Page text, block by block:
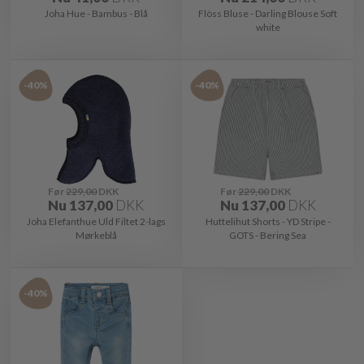
Joha Hue - Bambus - Blå
Flöss Bluse - Darling Blouse Soft
white
-40%
Før229,00DKK
Nu 137,00 DKK
Joha Elefanthue Uld Filtet 2-lags
Mørkeblå
-40%
Før229,00DKK
Nu 137,00 DKK
Huttelihut Shorts - YD Stripe -
GOTS - Bering Sea
-40%